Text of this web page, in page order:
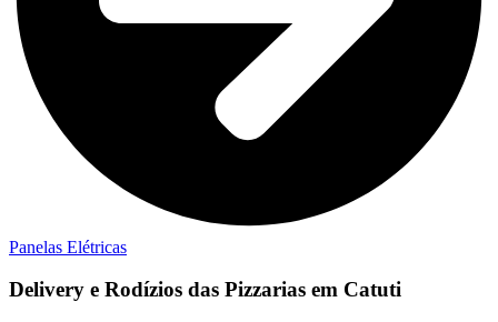
Panelas Elétricas
Delivery e Rodízios das Pizzarias em Catuti